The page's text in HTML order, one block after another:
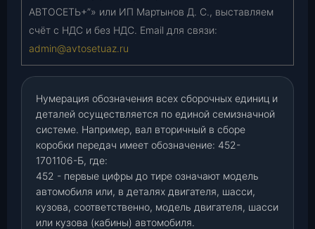
АВТОСЕТЬ+”» или ИП Мартынов Д. С., выставляем
счёт с НДС и без НДС. Email для связи:
admin@avtosetuaz.ru
Нумерация обозначения всех сборочных единиц и
деталей осуществляется по единой семизначной
системе. Например, вал вторичный в сборе
коробки передач имеет обозначение: 452-
1701106-Б, где:
452 - первые цифры до тире означают модель
автомобиля или, в деталях двигателя, шасси,
кузова, соответственно, модель двигателя, шасси
или кузова (кабины) автомобиля.